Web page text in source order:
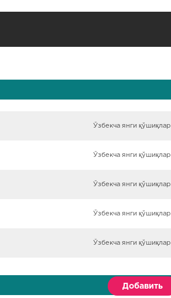
Ўзбекча янги қўшиқлар
Ўзбекча янги қўшиқлар
Ўзбекча янги қўшиқлар
Ўзбекча янги қўшиқлар
Ўзбекча янги қўшиқлар
Добавить